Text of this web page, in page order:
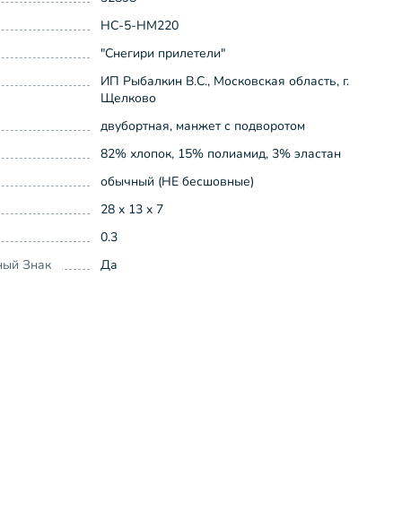
НС-5-НМ220
"Снегири прилетели"
ИП Рыбалкин В.С., Московская область, г.
Щелково
двубортная, манжет с подворотом
82% хлопок, 15% полиамид, 3% эластан
обычный (НЕ бесшовные)
28 x 13 x 7
0.3
Знак
Да